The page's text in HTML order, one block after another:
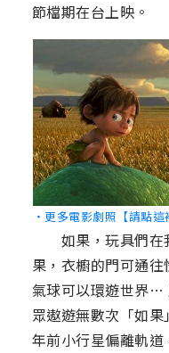
節檔期在台上映。
‧更多電影劇照【請點這
如果，玩具們在
果，衣櫥的門可通
氣球可以環遊世界…
眾遨遊無數次「如
年前小行星偏離軌